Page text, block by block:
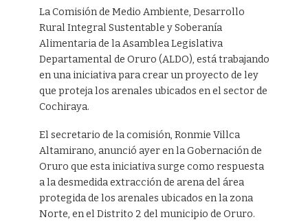
La Comisión de Medio Ambiente, Desarrollo
Rural Integral Sustentable y Soberanía
Alimentaria de la Asamblea Legislativa
Departamental de Oruro (ALDO), está trabajando
en una iniciativa para crear un proyecto de ley
que proteja los arenales ubicados en el sector de
Cochiraya.
El secretario de la comisión, Ronmie Villca
Altamirano, anunció ayer en la Gobernación de
Oruro que esta iniciativa surge como respuesta
a la desmedida extracción de arena del área
protegida de los arenales ubicados en la zona
Norte, en el Distrito 2 del municipio de Oruro.